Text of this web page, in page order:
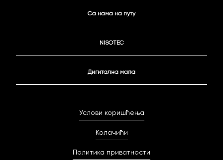
Са нама на путу
NISOTEC
Дигитална мапа
Услови коришћења
Колачићи
Политика приватности